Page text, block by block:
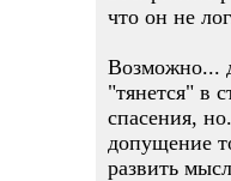
что он не
Возможно...
"тянется" в
спасения,
допущение
развить